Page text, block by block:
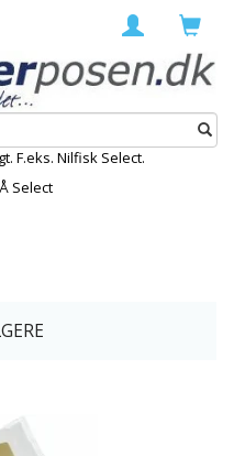
F.eks. Nilfisk Select.
Select